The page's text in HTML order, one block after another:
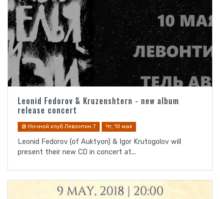
Leonid Fedorov & Kruzenshtern - new album
release concert
@ Ночной клуб Левонтин 7 Чт, 10 мая
Leonid Fedorov (of Auktyon) & Igor Krutogolov will
present their new CD in concert at...